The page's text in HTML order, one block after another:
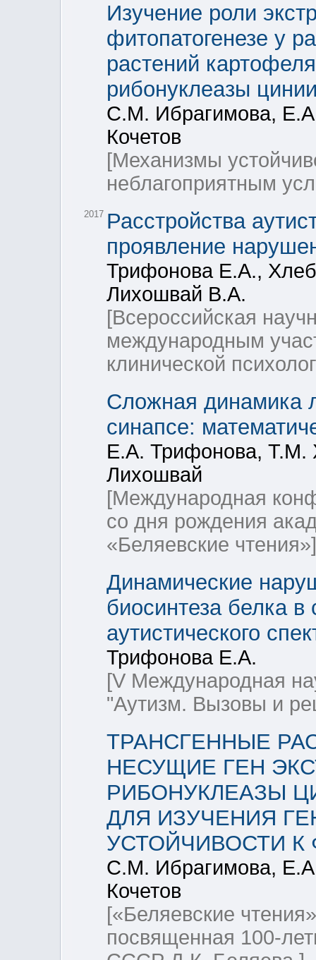
Изучение роли
фитопатогенезе у
растений
рибонуклеазы
С.М. Ибрагимова,
Кочетов
[Механизмы
неблагоприятным
2017 Расстройства
проявление
Трифонова Е.А.,
Лихошвай В.А.
[Всероссийская
международным
клинической
Сложная динамика
синапсе:
Е.А. Трифонова, Т.М.
Лихошвай
[Международная
со дня рождения
«Беляевские чтения»]
Динамические
биосинтеза белка в
аутистического
Трифонова Е.А.
[V Международная
"Аутизм. Вызовы и
ТРАНСГЕННЫЕ
НЕСУЩИЕ ГЕН
РИБОНУКЛЕАЗЫ
ДЛЯ ИЗУЧЕНИЯ
УСТОЙЧИВОСТИ
С.М. Ибрагимова,
Кочетов
[«Беляевские
посвященная 100-